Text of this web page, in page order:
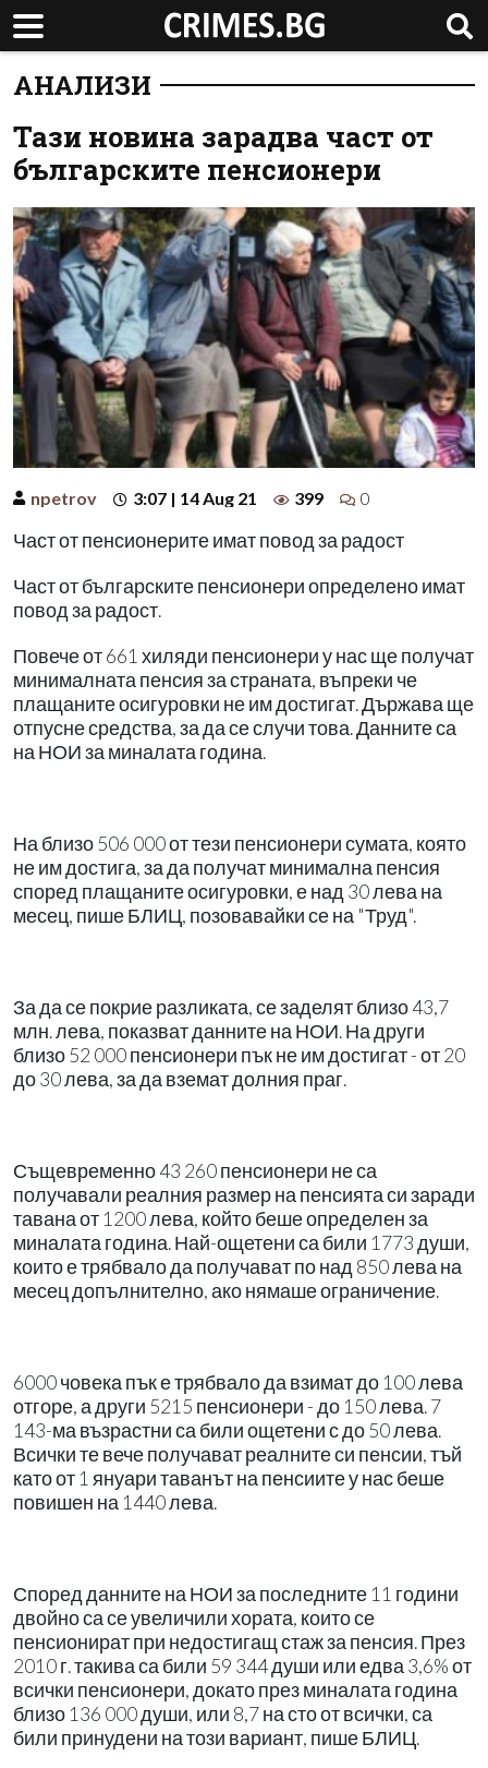
АНАЛИЗИ
Тази новина зарадва част от
българските пенсионери
npetrov 3:07 | 14 Aug 21 399 0
Част от пенсионерите имат повод за радост
Част от българските пенсионери определено имат
повод за радост.
Повече от 661 хиляди пенсионери у нас ще получат
минималната пенсия за страната, въпреки че
плащаните осигуровки не им достигат. Държава ще
отпусне средства, за да се случи това. Данните са
на НОИ за миналата година.
На близо 506 000 от тези пенсионери сумата, която
не им достига, за да получат минимална пенсия
според плащаните осигуровки, е над 30 лева на
месец, пише БЛИЦ, позовавайки се на "Труд".
За да се покрие разликата, се заделят близо 43,7
млн. лева, показват данните на НОИ. На други
близо 52 000 пенсионери пък не им достигат - от 20
до 30 лева, за да вземат долния праг.
Същевременно 43 260 пенсионери не са
получавали реалния размер на пенсията си заради
тавана от 1200 лева, който беше определен за
миналата година. Най-ощетени са били 1773 души,
които е трябвало да получават по над 850 лева на
месец допълнително, ако нямаше ограничение.
6000 човека пък е трябвало да взимат до 100 лева
отгоре, а други 5215 пенсионери - до 150 лева. 7
143-ма възрастни са били ощетени с до 50 лева.
Всички те вече получават реалните си пенсии, тъй
като от 1 януари таванът на пенсиите у нас беше
повишен на 1440 лева.
Според данните на НОИ за последните 11 години
двойно са се увеличили хората, които се
пенсионират при недостигащ стаж за пенсия. През
2010 г. такива са били 59 344 души или едва 3,6% от
всички пенсионери, докато през миналата година
близо 136 000 души, или 8,7 на сто от всички, са
били принудени на този вариант, пише БЛИЦ.